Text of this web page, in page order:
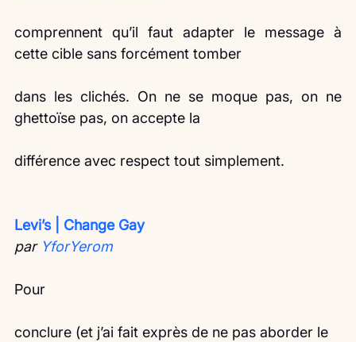
comprennent qu’il faut adapter le message à
cette cible sans forcément tomber
dans les clichés. On ne se moque pas, on ne
ghettoïse pas, on accepte la
différence avec respect tout simplement.
Levi’s | Change Gay
par YforYerom
Pour
conclure (et j’ai fait exprès de ne pas aborder le